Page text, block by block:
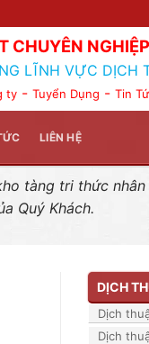
CHUYÊN
LĨNH VỰC DỊCH
ty- Tuyển Dụng - Tin
LIÊN HỆ
tàng tri thức
Quý Khách.
DỊCH
Dịch
Dịch